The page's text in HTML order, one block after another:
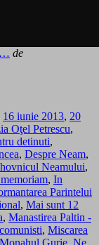
de
16 iunie 2013, 20
Oţel Petrescu,
detinuti,
, Despre Neam,
Neamului,
, In
Parintelui
, Mai sunt 12
, Manastirea Paltin -
, Miscarea
Monahul Gurie, Ne